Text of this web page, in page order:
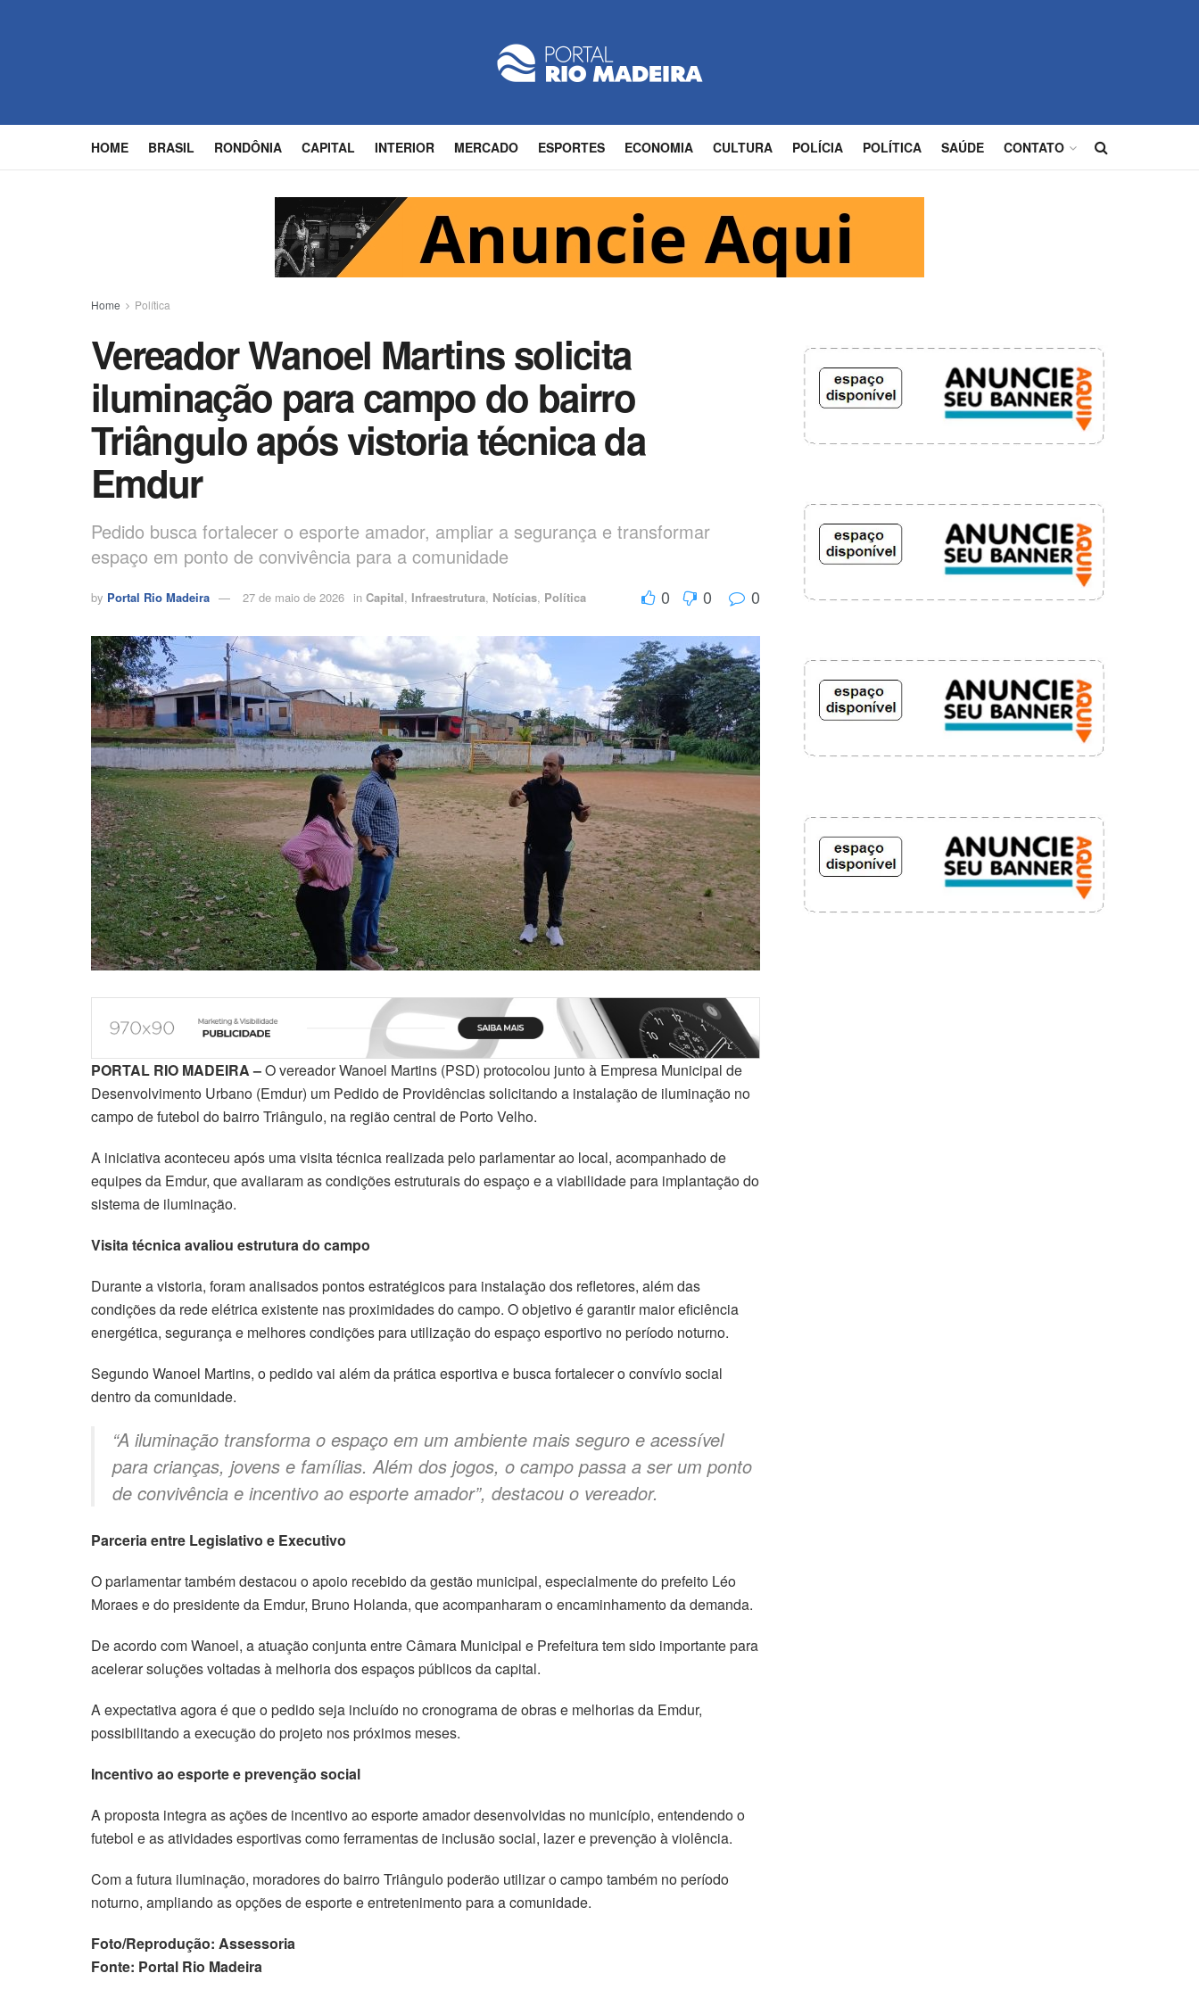
HOME BRASIL RONDÔNIA CAPITAL INTERIOR MERCADO ESPORTES ECONOMIA CULTURA POLÍCIA POLÍTICA SAÚDE CONTATO
Home Política
Vereador Wanoel Martins solicita
iluminação para campo do bairro
Triângulo após vistoria técnica da
Emdur
Pedido busca fortalecer o esporte amador, ampliar a segurança e transformar
espaço em ponto de convivência para a comunidade
by Portal Rio Madeira 27 de maio de 2026 in Capital, Infraestrutura, Notícias, Política 0 0 0
PORTAL RIO MADEIRA –O vereador Wanoel Martins (PSD) protocolou junto à Empresa Municipal de
Desenvolvimento Urbano (Emdur) um Pedido de Providências solicitando a instalação de iluminação no
campo de futebol do bairro Triângulo, na região central de Porto Velho.
A iniciativa aconteceu após uma visita técnica realizada pelo parlamentar ao local, acompanhado de
equipes da Emdur, que avaliaram as condições estruturais do espaço e a viabilidade para implantação do
sistema de iluminação.
Visita técnica avaliou estrutura do campo
Durante a vistoria, foram analisados pontos estratégicos para instalação dos refletores, além das
condições da rede elétrica existente nas proximidades do campo. O objetivo é garantir maior eficiência
energética, segurança e melhores condições para utilização do espaço esportivo no período noturno.
Segundo Wanoel Martins, o pedido vai além da prática esportiva e busca fortalecer o convívio social
dentro da comunidade.
“A iluminação transforma o espaço em um ambiente mais seguro e acessível
para crianças, jovens e famílias. Além dos jogos, o campo passa a ser um ponto
de convivência e incentivo ao esporte amador”, destacou o vereador.
Parceria entre Legislativo e Executivo
O parlamentar também destacou o apoio recebido da gestão municipal, especialmente do prefeito Léo
Moraes e do presidente da Emdur, Bruno Holanda, que acompanharam o encaminhamento da demanda.
De acordo com Wanoel, a atuação conjunta entre Câmara Municipal e Prefeitura tem sido importante para
acelerar soluções voltadas à melhoria dos espaços públicos da capital.
A expectativa agora é que o pedido seja incluído no cronograma de obras e melhorias da Emdur,
possibilitando a execução do projeto nos próximos meses.
Incentivo ao esporte e prevenção social
A proposta integra as ações de incentivo ao esporte amador desenvolvidas no município, entendendo o
futebol e as atividades esportivas como ferramentas de inclusão social, lazer e prevenção à violência.
Com a futura iluminação, moradores do bairro Triângulo poderão utilizar o campo também no período
noturno, ampliando as opções de esporte e entretenimento para a comunidade.
Foto/Reprodução: Assessoria
Fonte: Portal Rio Madeira